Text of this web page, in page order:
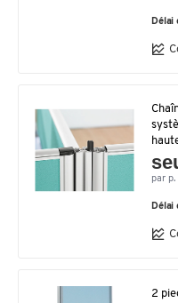
Délai
par p.
Délai
2